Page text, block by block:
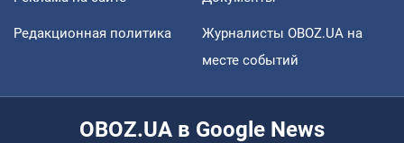
Редакционная политика
Журналисты OBOZ.UA на
месте событий
OBOZ.UA в Google News